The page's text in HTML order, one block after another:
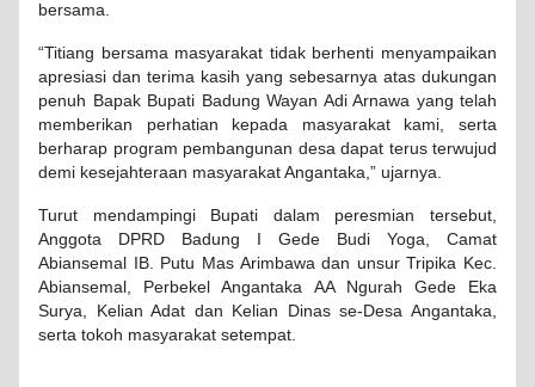
bersama.
“Titiang bersama masyarakat tidak berhenti menyampaikan
apresiasi dan terima kasih yang sebesarnya atas dukungan
penuh Bapak Bupati Badung Wayan Adi Arnawa yang telah
memberikan perhatian kepada masyarakat kami, serta
berharap program pembangunan desa dapat terus terwujud
demi kesejahteraan masyarakat Angantaka,” ujarnya.
Turut mendampingi Bupati dalam peresmian tersebut,
Anggota DPRD Badung I Gede Budi Yoga, Camat
Abiansemal IB. Putu Mas Arimbawa dan unsur Tripika Kec.
Abiansemal, Perbekel Angantaka AA Ngurah Gede Eka
Surya, Kelian Adat dan Kelian Dinas se-Desa Angantaka,
serta tokoh masyarakat setempat.